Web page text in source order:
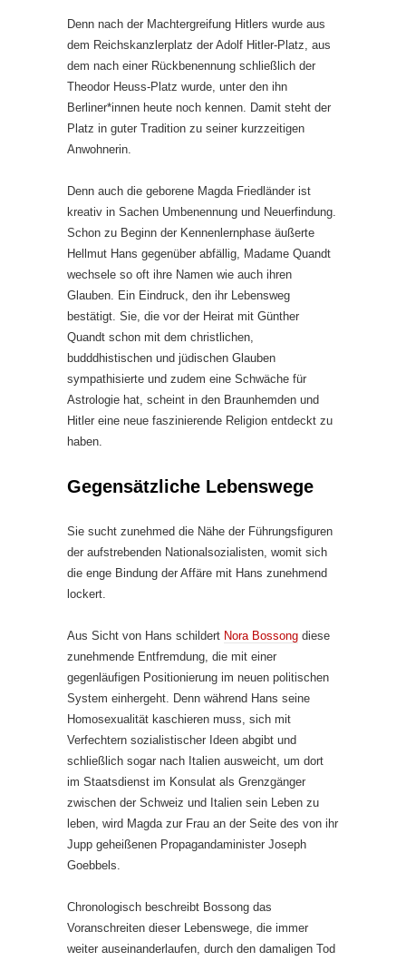
Denn nach der Machtergreifung Hitlers wurde aus
dem Reichskanzlerplatz der Adolf Hitler-Platz, aus
dem nach einer Rückbenennung schließlich der
Theodor Heuss-Platz wurde, unter den ihn
Berliner*innen heute noch kennen. Damit steht der
Platz in guter Tradition zu seiner kurzzeitigen
Anwohnerin.
Denn auch die geborene Magda Friedländer ist
kreativ in Sachen Umbenennung und Neuerfindung.
Schon zu Beginn der Kennenlernphase äußerte
Hellmut Hans gegenüber abfällig, Madame Quandt
wechsele so oft ihre Namen wie auch ihren
Glauben. Ein Eindruck, den ihr Lebensweg
bestätigt. Sie, die vor der Heirat mit Günther
Quandt schon mit dem christlichen,
budddhistischen und jüdischen Glauben
sympathisierte und zudem eine Schwäche für
Astrologie hat, scheint in den Braunhemden und
Hitler eine neue faszinierende Religion entdeckt zu
haben.
Gegensätzliche Lebenswege
Sie sucht zunehmed die Nähe der Führungsfiguren
der aufstrebenden Nationalsozialisten, womit sich
die enge Bindung der Affäre mit Hans zunehmend
lockert.
Aus Sicht von Hans schildert Nora Bossong diese
zunehmende Entfremdung, die mit einer
gegenläufigen Positionierung im neuen politischen
System einhergeht. Denn während Hans seine
Homosexualität kaschieren muss, sich mit
Verfechtern sozialistischer Ideen abgibt und
schließlich sogar nach Italien ausweicht, um dort
im Staatsdienst im Konsulat als Grenzgänger
zwischen der Schweiz und Italien sein Leben zu
leben, wird Magda zur Frau an der Seite des von ihr
Jupp geheißenen Propagandaminister Joseph
Goebbels.
Chronologisch beschreibt Bossong das
Voranschreiten dieser Lebenswege, die immer
weiter auseinanderlaufen, durch den damaligen Tod